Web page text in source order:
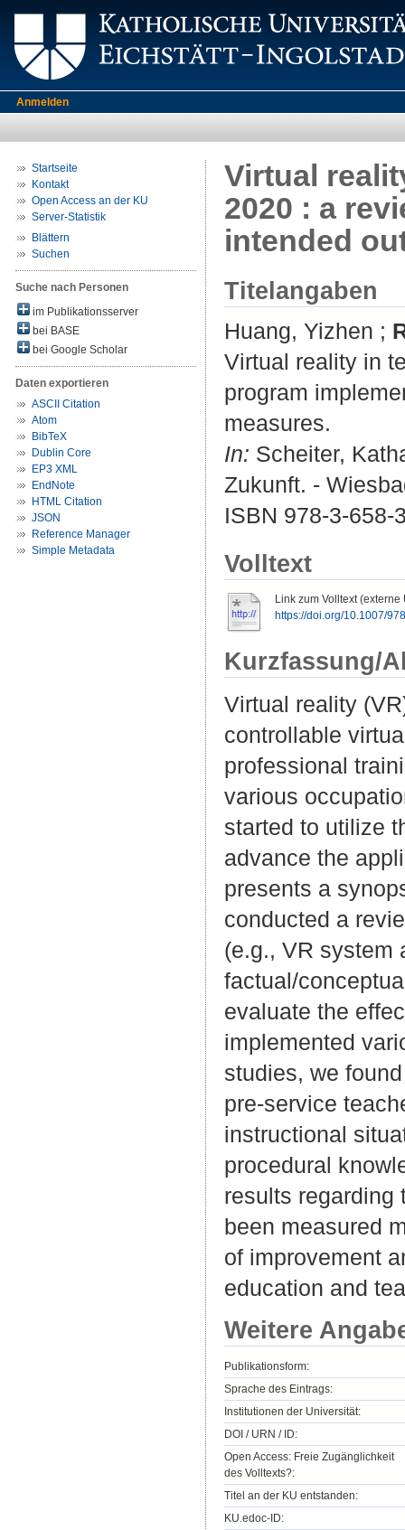
Anmelden
Startseite
Kontakt
Open Access an der KU
Server-Statistik
Blättern
Suchen
Suche nach Personen
im Publikationsserver
bei BASE
bei Google Scholar
Daten exportieren
ASCII Citation
Atom
BibTeX
Dublin Core
EP3 XML
EndNote
HTML Citation
JSON
Reference Manager
Simple Metadata
Virtual
2020 : a
intended
Titelangaben
Huang, Yizhen ;
Virtual reality in
program
measures.
In: Scheiter,
Zukunft. -
ISBN 978-3-658-
Volltext
Link zum Volltext (externe
https://doi.org/10.1007/
Kurzfassung/
Virtual reality
controllable
professional
various
started to utilize
advance the
presents a
conducted a
(e.g., VR system
factual/
evaluate the
implemented
studies, we
pre-service
instructional
procedural
results regarding
been measured
of improvement
education and
Weitere
Publikationsform:
Sprache des Eintrags:
Institutionen der Universität:
DOI / URN / ID:
Open Access: Freie Zugänglichkeit
des Volltexts?:
Titel an der KU entstanden:
KU.edoc-ID: